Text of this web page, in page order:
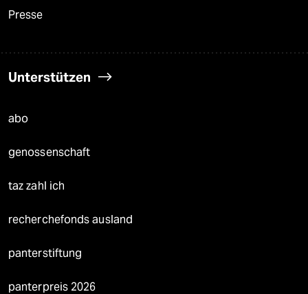
Presse
Unterstützen
abo
genossenschaft
taz zahl ich
recherchefonds ausland
panterstiftung
panterpreis 2026